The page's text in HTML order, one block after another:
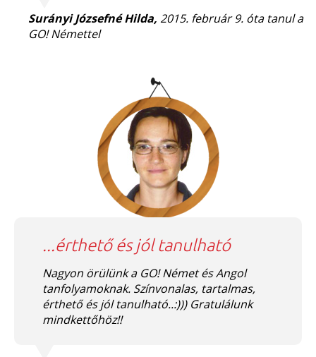
Surányi Józsefné Hilda, 2015. február 9. óta tanul a
GO! Némettel
...érthető és jól tanulható
Nagyon örülünk a GO! Német és Angol
tanfolyamoknak. Színvonalas, tartalmas,
érthető és jól tanulható..:))) Gratulálunk
mindkettőhöz!!